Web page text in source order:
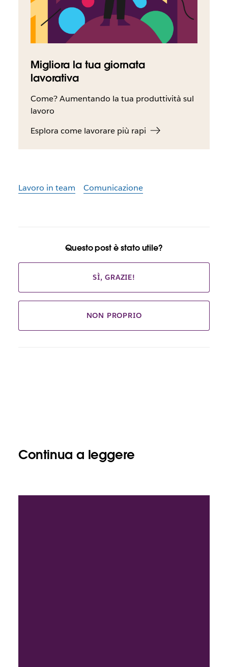
Migliora la tua giornata
lavorativa
Come? Aumentando la tua produttività sul
lavoro
Esplora come lavorare più rapi
Lavoro in team Comunicazione
Questo post è stato utile?
SÌ, GRAZIE!
NON PROPRIO
Continua a leggere